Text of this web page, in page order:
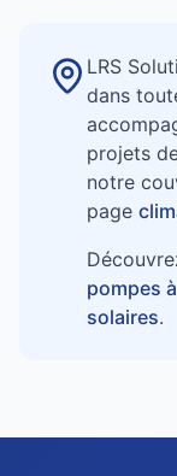
LRS
dans
projets
notre
page
pompes
solaires.